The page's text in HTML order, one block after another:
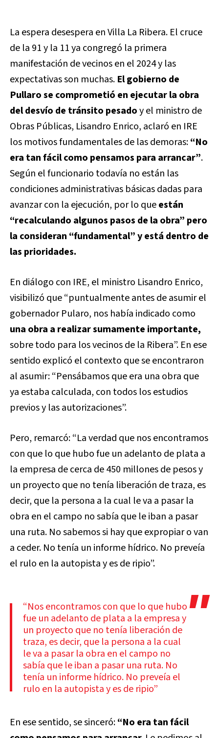
La espera desespera en Villa La Ribera. El cruce
de la 91 y la 11 ya congregó la primera
manifestación de vecinos en el 2024 y las
expectativas son muchas. El gobierno de
Pullaro se comprometió en ejecutar la obra
del desvío de tránsito pesadoy el ministro de
Obras Públicas, Lisandro Enrico, aclaró en IRE
los motivos fundamentales de las demoras:“No
era tan fácil como pensamos para arrancar”.
Según el funcionario todavía no están las
condiciones administrativas básicas dadas para
avanzar con la ejecución, por lo queestán
“recalculando algunos pasos de la obra” pero
la consideran “fundamental” y está dentro de
las prioridades.
En diálogo con IRE, el ministro Lisandro Enrico,
visibilizó que “puntualmente antes de asumir el
gobernador Pularo, nos había indicado como
una obra a realizar sumamente importante,
sobre todo para los vecinos de la Ribera”. En ese
sentido explicó el contexto que se encontraron
al asumir: “Pensábamos que era una obra que
ya estaba calculada, con todos los estudios
previos y las autorizaciones”.
Pero, remarcó: “La verdad que nos encontramos
con que lo que hubo fue un adelanto de plata a
la empresa de cerca de 450 millones de pesos y
un proyecto que no tenía liberación de traza, es
decir, que la persona a la cual le va a pasar la
obra en el campo no sabía que le iban a pasar
una ruta. No sabemos si hay que expropiar o van
a ceder. No tenía un informe hídrico. No preveía
el rulo en la autopista y es de ripio”.
“Nos encontramos con que lo que hubo
fue un adelanto de plata a la empresa y
un proyecto que no tenía liberación de
traza, es decir, que la persona a la cual
le va a pasar la obra en el campo no
sabía que le iban a pasar una ruta. No
tenía un informe hídrico. No preveía el
rulo en la autopista y es de ripio”
En ese sentido, se sinceró:“No era tan fácil